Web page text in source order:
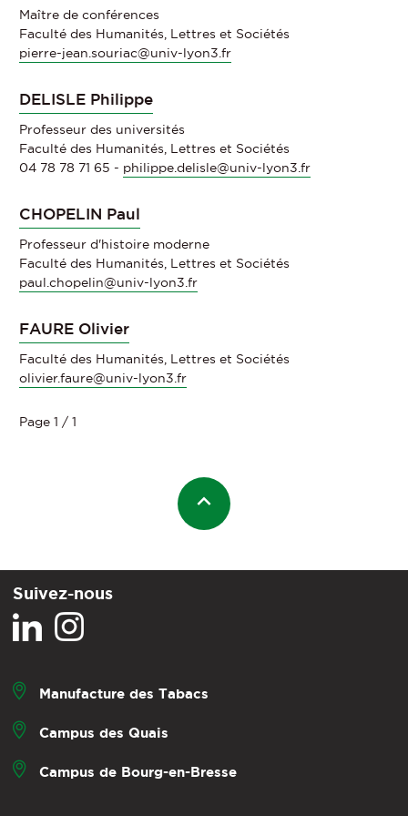
Maître de conférences
Faculté des Humanités, Lettres et Sociétés
pierre-jean.souriac@univ-lyon3.fr
DELISLE Philippe
Professeur des universités
Faculté des Humanités, Lettres et Sociétés
04 78 78 71 65 - philippe.delisle@univ-lyon3.fr
CHOPELIN Paul
Professeur d'histoire moderne
Faculté des Humanités, Lettres et Sociétés
paul.chopelin@univ-lyon3.fr
FAURE Olivier
Faculté des Humanités, Lettres et Sociétés
olivier.faure@univ-lyon3.fr
Page 1 / 1
Suivez-nous
Manufacture des Tabacs
Campus des Quais
Campus de Bourg-en-Bresse